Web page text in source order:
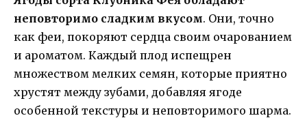
неповторимо сладким вкусом. Они, точно
как феи, покоряют сердца своим очарованием
и ароматом. Каждый плод испещрен
множеством мелких семян, которые приятно
хрустят между зубами, добавляя ягоде
особенной текстуры и неповторимого шарма.